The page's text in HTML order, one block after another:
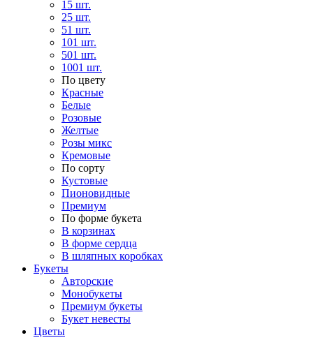
15 шт.
25 шт.
51 шт.
101 шт.
501 шт.
1001 шт.
По цвету
Красные
Белые
Розовые
Желтые
Розы микс
Кремовые
По сорту
Кустовые
Пионовидные
Премиум
По форме букета
В корзинах
В форме сердца
В шляпных коробках
Букеты
Авторские
Монобукеты
Премиум букеты
Букет невесты
Цветы